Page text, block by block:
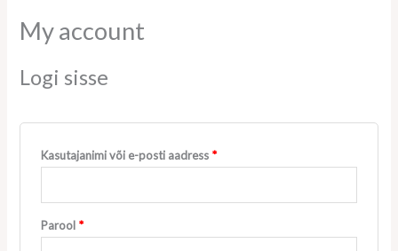
My account
Logi sisse
Kasutajanimi või e-posti aadress *
Parool *